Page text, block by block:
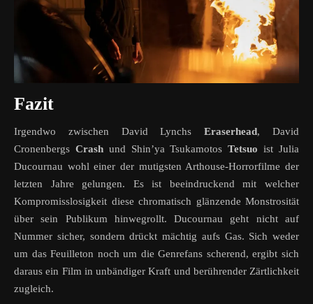
Fazit
Irgendwo zwischen David LynchsEraserhead, David
Cronenbergs Crashund Shin’ya TsukamotosTetsuo ist Julia
Ducournau wohl einer der mutigsten Arthouse-Horrorfilme der
letzten Jahre gelungen. Es ist beeindruckend mit welcher
Kompromisslosigkeit diese chromatisch glänzende Monstrosität
über sein Publikum hinwegrollt. Ducournau geht nicht auf
Nummer sicher, sondern drückt mächtig aufs Gas. Sich weder
um das Feuilleton noch um die Genrefans scherend, ergibt sich
daraus ein Film in unbändiger Kraft und berührender Zärtlichkeit
zugleich.